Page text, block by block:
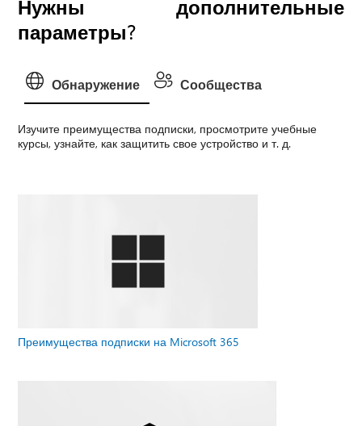
Нужны дополнительные
параметры?
Обнаружение Сообщества
Изучите преимущества подписки, просмотрите учебные
курсы, узнайте, как защитить свое устройство и т. д.
Преимущества подписки на Microsoft 365